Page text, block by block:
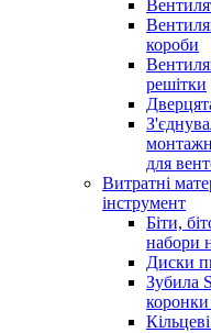
короби
решітки
для
Витратні
інструмент
Біти,
набори
Диски
Зубила